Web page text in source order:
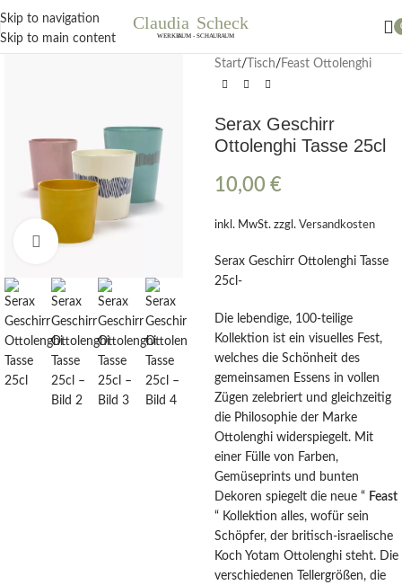
Skip to navigation
Skip to main content
Nächster Workshop Papierblumen, Sonntag 19. Juli / 11 Uhr
Klick zum Vergrößern
Start/ Tisch/ Feast Ottolenghi
Serax Geschirr
Ottolenghi Tasse 25cl
10,00 €
inkl. MwSt. zzgl. Versandkosten
Serax Geschirr Ottolenghi Tasse
25cl-
Die lebendige, 100-teilige
Kollektion ist ein visuelles Fest,
welches die Schönheit des
gemeinsamen Essens in vollen
Zügen zelebriert und gleichzeitig
die Philosophie der Marke
Ottolenghi widerspiegelt. Mit
einer Fülle von Farben,
Gemüseprints und bunten
Dekoren spiegelt die neue “ Feast
“ Kollektion alles, wofür sein
Schöpfer, der britisch-israelische
Koch Yotam Ottolenghi steht. Die
verschiedenen Tellergrößen, die